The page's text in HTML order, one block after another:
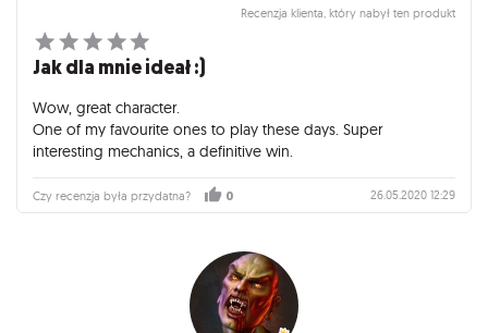
Recenzja klienta, który nabył ten produkt
Jak dla mnie ideał :)
Wow, great character.
One of my favourite ones to play these days. Super
interesting mechanics, a definitive win.
Czy recenzja była przydatna? 0 26.05.2020 12:29